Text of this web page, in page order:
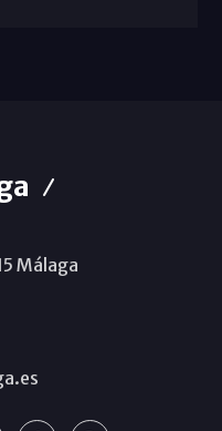
Málaga